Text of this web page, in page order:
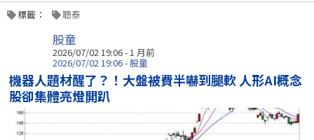
標籤： 聰泰
股童
2026/07/02 19:06 - 1 月前
2026/07/02 19:06 - 股童
機器人題材醒了？！大盤被費半嚇到腿軟 人形AI概念
股卻集體亮燈開趴